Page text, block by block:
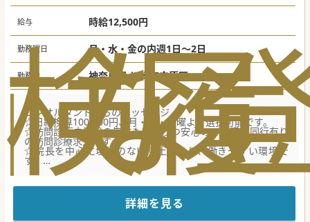
検
な
履
給与 時給12,500円
勤務曜日 月・水・金の内週1日～2日
勤務地 神奈川県 川崎市中原区
コンサルタントからのメッセージ
☆日給換算100,000円、月・水・金曜より選択可能です。
☆訪問診療未経験の先生も歓迎かつ安心の、看護師同行有り
の訪問診療求人です。
☆院長を中心に垣根のない風土があり、働きやすい環境で
す。
☆川崎市中原区という立地のため、県内はもちろん、都内各
方面からも通勤可能です。
詳細を見る